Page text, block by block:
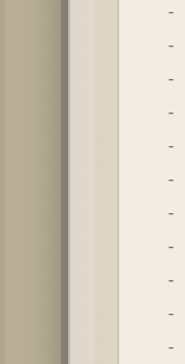
-
-
-
-
-
-
-
-
-
-
-